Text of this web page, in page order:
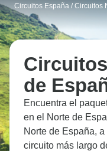
Circuitos España / Circuitos
de
Encuentra el
en el Norte de
Norte de España,
circuito más largo